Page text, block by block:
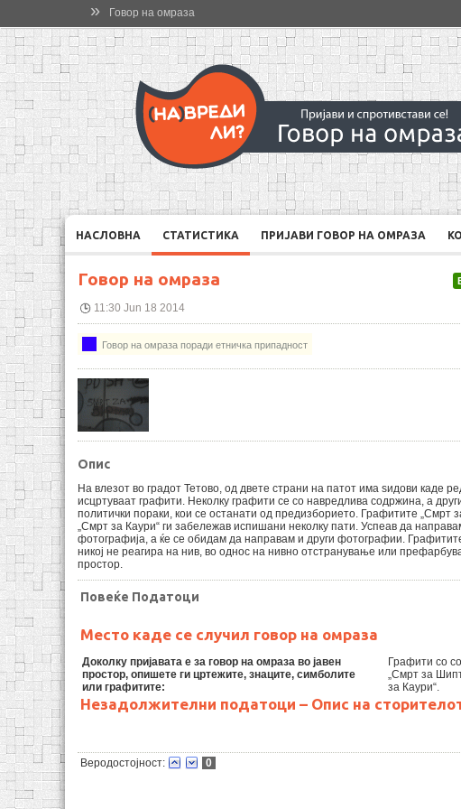
» Говор на омраза
НАСЛОВНА СТАТИСТИКА ПРИЈАВИ ГОВОР НА ОМРАЗА
Говор на омраза
11:30 Jun 18 2014
Говор на омраза поради етничка припадност
Опис
На влезот во градот Тетово, од двете страни на патот има ѕидови каде
исцртуваат графити. Неколку графити се со навредлива содржина, а
политички пораки, кои се останати од предизборието. Графитите „Смрт
„Смрт за Каури“ ги забележав испишани неколку пати. Успеав да
фотографија, а ќе се обидам да направам и други фотографии.
никој не реагира на нив, во однос на нивно отстранување или
простор.
Повеќе Податоци
Место каде се случил говор на омраза
Доколку пријавата е за говор на омраза во јавен
простор, опишете ги цртежите, знаците, симболите
или графитите:
Графити со
„Смрт за
за Каури“.
Незадолжителни податоци – Опис на
Веродостојност: 0